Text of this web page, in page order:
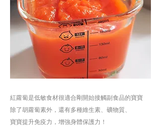
紅蘿蔔是低敏食材很適合剛開始接觸副食品的寶寶
除了胡蘿蔔素外，還有多種維生素、礦物質、
寶寶提升免疫力，增強身體保護力！